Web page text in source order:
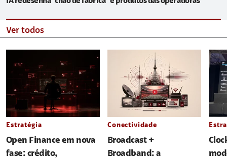
Ver todos
Estratégia
Open Finance em nova
fase: crédito,
Conectividade
Broadcast +
Broadband: a